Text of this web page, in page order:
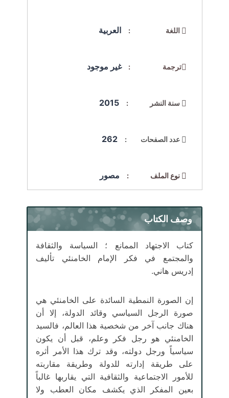
اللغة : العربية
ترجمة : غير موجود
سنة النشر : 2015
عدد الصفحات : 262
نوع الملف : مصور
وصف الكتاب
كتاب الاجتهاد الممانع ؛ السياسة والثقافة
والمجتمع في فكر الإمام الخامنئي تأليف
إدريس هاني.
إن الصورة النمطية السائدة على الخامنئي هي
صورة الرجل السياسي وقائد الدولة، إلا أن
هناك جانب آخر من شخصية هذا العالم، فالسيد
الخامنئي هو رجل فكر وعلم، قبل أن يكون
سياسياً ورجل دولته، وقد ترك هذا الأمر أثره
على طريقة إدارته للدولة وطريقة مقاربته
للأمور الاجتماعية والثقافية التي يقاربها غالباً
بعين المفكر الذي يكشف مكان العطب ولا